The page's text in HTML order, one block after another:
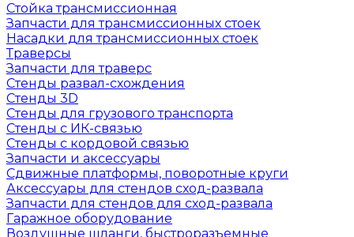
Стойка трансмиссионная
Запчасти для трансмиссионных стоек
Насадки для трансмиссионных стоек
Траверсы
Запчасти для траверс
Стенды развал-схождения
Стенды 3D
Стенды для грузового транспорта
Стенды с ИК-связью
Стенды с кордовой связью
Запчасти и аксессуары
Сдвижные платформы, поворотные круги
Аксессуары для стендов сход-развала
Запчасти для стендов для сход-развала
Гаражное оборудование
Воздушные шланги, быстроразъемные